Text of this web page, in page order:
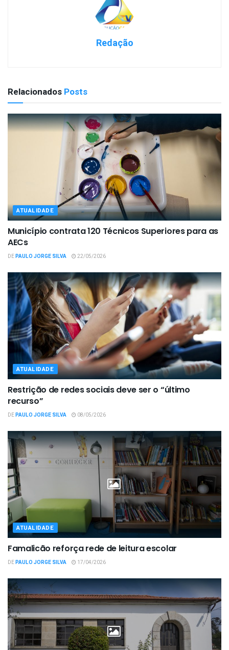
Redação
Relacionados Posts
ATUALIDADE
Município contrata 120 Técnicos Superiores para as
AECs
DEPAULO JORGE SILVA 22/05/2026
ATUALIDADE
Restrição de redes sociais deve ser o “último
recurso”
DEPAULO JORGE SILVA 08/05/2026
ATUALIDADE
Famalicão reforça rede de leitura escolar
DEPAULO JORGE SILVA 17/04/2026